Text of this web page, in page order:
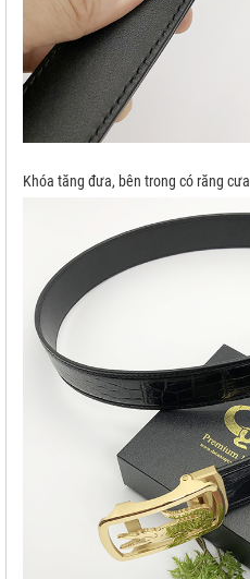
Khóa tăng đưa, bên trong có răng cưa